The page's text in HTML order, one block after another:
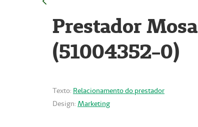
Prestador
(51004352-0)
Texto: Relacionamento do prestador
Design: Marketing